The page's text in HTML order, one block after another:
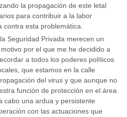
la propagación de este letal
para contribuir a la labor
contra esta problemática.
Seguridad Privada merecen un
por el que me he decidido a
a todos los poderes políticos
que estamos en la calle
del virus y que aunque no
función de protección en el área
cabo una ardua y persistente
con las actuaciones que